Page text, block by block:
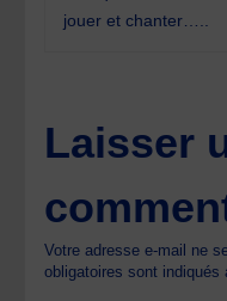
jouer et chanter…..
Laisser
Votre adresse e-mail ne
obligatoires sont